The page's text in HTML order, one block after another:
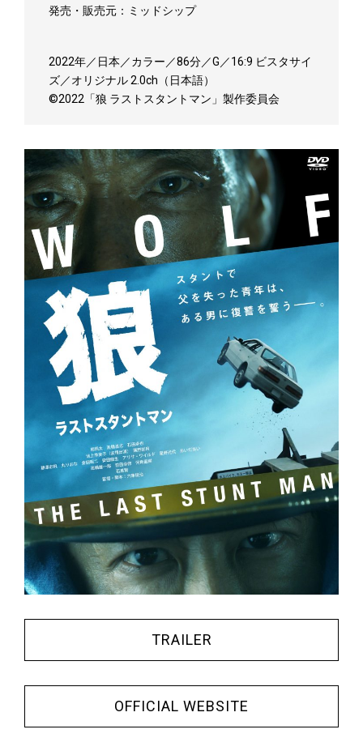
発売・販売元：ミッドシップ
2022年／日本／カラー／86分／G／16:9 ビスタサイ
ズ／オリジナル 2.0ch（日本語）
©2022「狼 ラストスタントマン」製作委員会
TRAILER
OFFICIAL WEBSITE